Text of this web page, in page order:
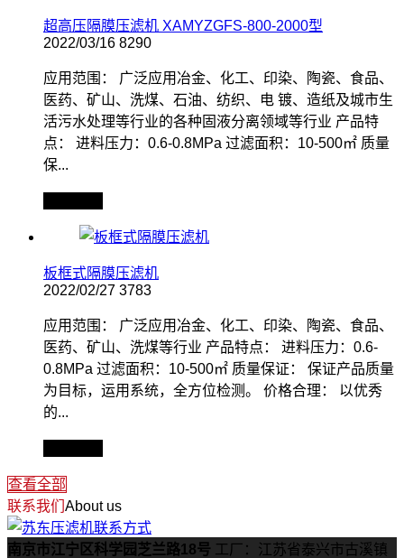
超高压隔膜压滤机 XAMYZGFS-800-2000型
2022/03/16 8290
应用范围： 广泛应用冶金、化工、印染、陶瓷、食品、
医药、矿山、洗煤、石油、纺织、电 镀、造纸及城市生
活污水处理等行业的各种固液分离领域等行业 产品特
点： 进料压力：0.6-0.8MPa 过滤面积：10-500㎡ 质量
保...
板框式隔膜压滤机
2022/02/27 3783
应用范围： 广泛应用冶金、化工、印染、陶瓷、食品、
医药、矿山、洗煤等行业 产品特点： 进料压力：0.6-
0.8MPa 过滤面积：10-500㎡ 质量保证： 保证产品质量
为目标，运用系统，全方位检测。 价格合理： 以优秀
的...
查看全部
联系我们 About us
南京市江宁区科学园芝兰路18号 工厂：江苏省泰兴市古溪镇